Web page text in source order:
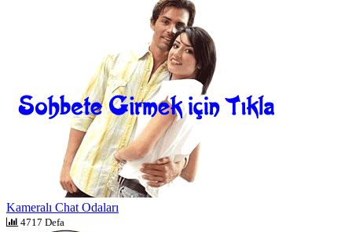
Kameralı Chat Odaları
4717 Defa